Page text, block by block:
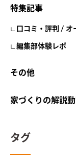
特集記事
口コミ・評判 / オ
編集部体験レポ
その他
家づくりの解説
タグ